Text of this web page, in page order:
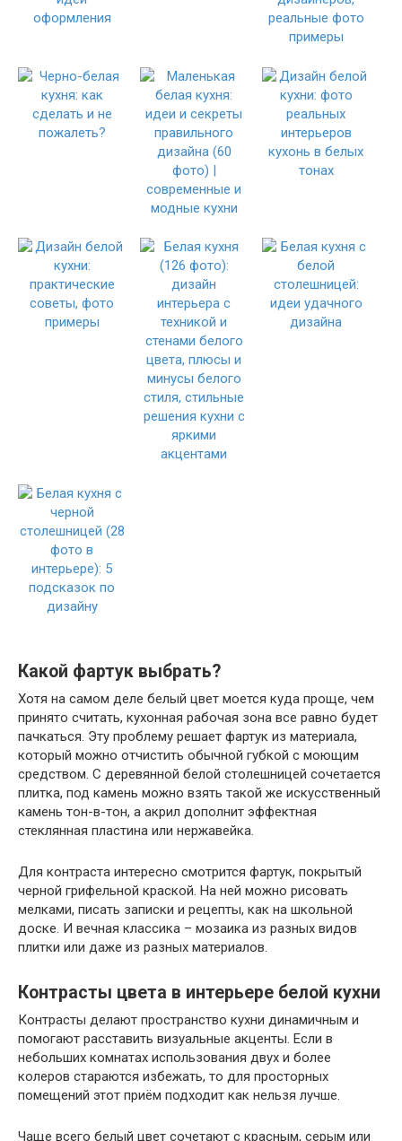
Какой фартук выбрать?
Хотя на самом деле белый цвет моется куда проще, чем
принято считать, кухонная рабочая зона все равно будет
пачкаться. Эту проблему решает фартук из материала,
который можно отчистить обычной губкой с моющим
средством. С деревянной белой столешницей сочетается
плитка, под камень можно взять такой же искусственный
камень тон-в-тон, а акрил дополнит эффектная
стеклянная пластина или нержавейка.
Для контраста интересно смотрится фартук, покрытый
черной грифельной краской. На ней можно рисовать
мелками, писать записки и рецепты, как на школьной
доске. И вечная классика – мозаика из разных видов
плитки или даже из разных материалов.
Контрасты цвета в интерьере белой кухни
Контрасты делают пространство кухни динамичным и
помогают расставить визуальные акценты. Если в
небольших комнатах использования двух и более
колеров стараются избежать, то для просторных
помещений этот приём подходит как нельзя лучше.
Чаще всего белый цвет сочетают с красным, серым или